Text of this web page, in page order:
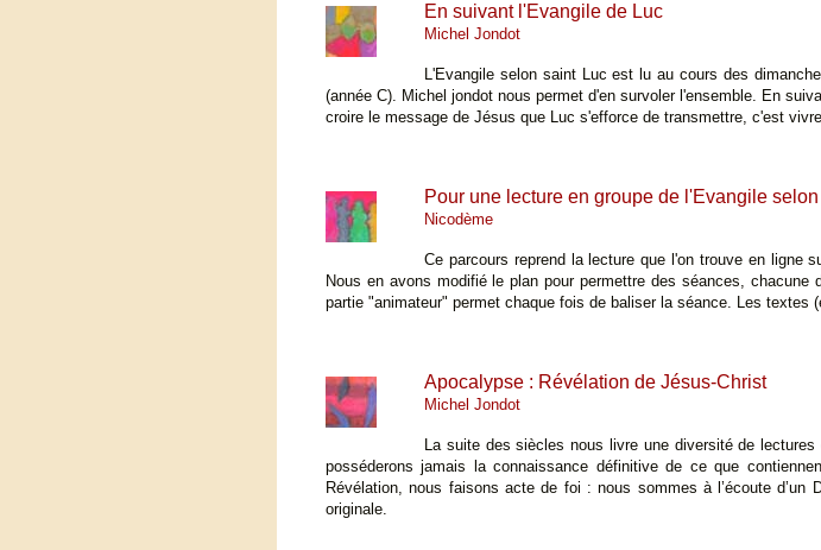
En suivant l'Evangile de Luc
Michel Jondot
L'Evangile selon saint Luc est lu au cours des
(année C). Michel jondot nous permet d'en survoler l'ensemble. En
croire le message de Jésus que Luc s'efforce de transmettre, c'est
Pour une lecture en groupe de l'Evangile
Nicodème
Ce parcours reprend la lecture que l'on trouve en ligne
Nous en avons modifié le plan pour permettre des séances,
partie "animateur" permet chaque fois de baliser la séance. Les textes
Apocalypse : Révélation de Jésus-Christ
Michel Jondot
La suite des siècles nous livre une diversité de
posséderons jamais la connaissance définitive de ce que
Révélation, nous faisons acte de foi : nous sommes à l’écoute d’un
originale.